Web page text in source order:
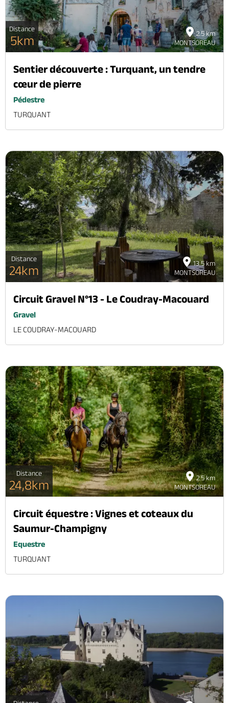
2.5 km
MONTSOREAU
Distance
5km
Sentier découverte : Turquant, un tendre
cœur de pierre
Pédestre
TURQUANT
13.5 km
MONTSOREAU
Distance
24km
Circuit Gravel N°13 - Le Coudray-Macouard
Gravel
LE COUDRAY-MACOUARD
2.5 km
MONTSOREAU
Distance
24,8km
Circuit équestre : Vignes et coteaux du
Saumur-Champigny
Equestre
TURQUANT